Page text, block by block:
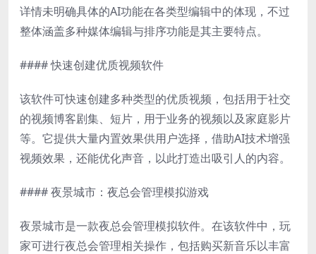
详情未明确具体的AI功能在各类型编辑中的体现，不过
整体涵盖多种媒体编辑与排序功能是其主要特点。
#### 快速创建优质视频软件
该软件可快速创建多种类型的优质视频，包括用于社交
的视频博客剧集、短片，用于业务的视频以及家庭影片
等。它提供大量内置效果供用户选择，借助AI技术增强
视频效果，还能优化声音，以此打造出吸引人的内容。
#### 夜景城市：夜总会管理模拟游戏
夜景城市是一款夜总会管理模拟软件。在该软件中，玩
家可进行夜总会管理相关操作，包括购买新音乐以丰富